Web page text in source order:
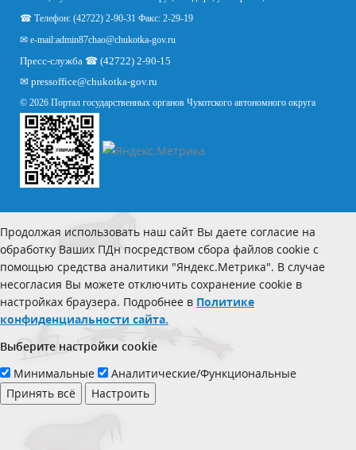
☎ Телефон: (42722) 2-90-31 Факс: 2-29-19
✉ e-mail:admin87chao@chukotka-gov.ru
Пресс-служба ☎ (42722) 2-90-15
✉ pressoffice@chukotka-gov.ru
© 2026 Портал государственных органов Чукотского автономного округа
Продолжая использовать наш сайт Вы даете согласие на
обработку Ваших ПДн посредством сбора файлов cookie с
помощью средства аналитики "Яндекс.Метрика". В случае
несогласия Вы можете отключить сохранение cookie в
настройках браузера. Подробнее в Политике
конфиденциальности сайта.
Выберите настройки cookie
Минимальные
Аналитические/Функциональные
Принять всё
Настроить